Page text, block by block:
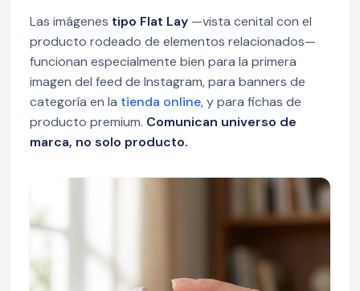
Las imágenes tipo Flat Lay —vista cenital con el
producto rodeado de elementos relacionados—
funcionan especialmente bien para la primera
imagen del feed de Instagram, para banners de
categoría en la tienda online, y para fichas de
producto premium. Comunican universo de
marca, no solo producto.